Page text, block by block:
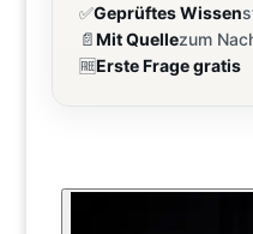
✅Geprüftes Wissen
📄Mit Quellezum
🆓Erste Frage gratis